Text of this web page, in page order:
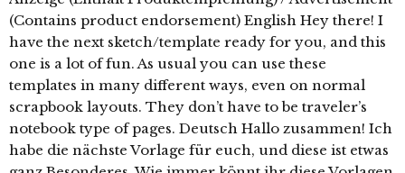
(Contains product endorsement) English Hey there! I
have the next sketch/template ready for you, and this
one is a lot of fun. As usual you can use these
templates in many different ways, even on normal
scrapbook layouts. They don’t have to be traveler’s
notebook type of pages. Deutsch Hallo zusammen! Ich
habe die nächste Vorlage für euch, und diese ist etwas